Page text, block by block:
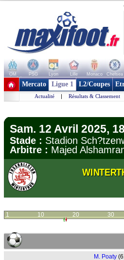
OM PSG Lyon Lille Monaco Chelsea
+ de clubs
Mercato Ligue 1 L2/Coupes
Actualité | Résultats & Classement
Sam. 12 Avril 2025,
Stade : Stadion
Arbitre : Majed
1 10 20 30
M. Poaty